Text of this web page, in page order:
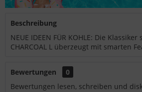
Beschreibung
NEUE IDEEN FÜR KOHLE: Die
CHARCOAL L überzeugt mit smarten
Bewertungen
0
Bewertungen lesen, schreiben und